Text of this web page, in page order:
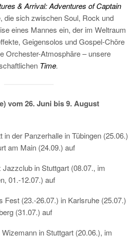
& Arrival: Adventures of Captain
die sich zwischen Soul, Rock und
eines Mannes ein, der im Weltraum
Geigensolos und Gospel-Chöre
Orchester-Atmosphäre – unsere
Time.
vom 26. Juni bis 9. August
in der Panzerhalle in Tübingen (25.06.)
am Main (24.09.) auf
in Stuttgart (08.07., im
01.-12.07.) auf
Fest (23.-26.07.) in Karlsruhe (25.07.)
(31.07.) auf
in Stuttgart (20.06.), im